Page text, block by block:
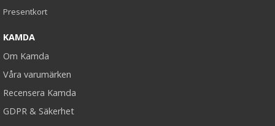
Presentkort
KAMDA
Om Kamda
Våra varumärken
Recensera Kamda
GDPR & Säkerhet